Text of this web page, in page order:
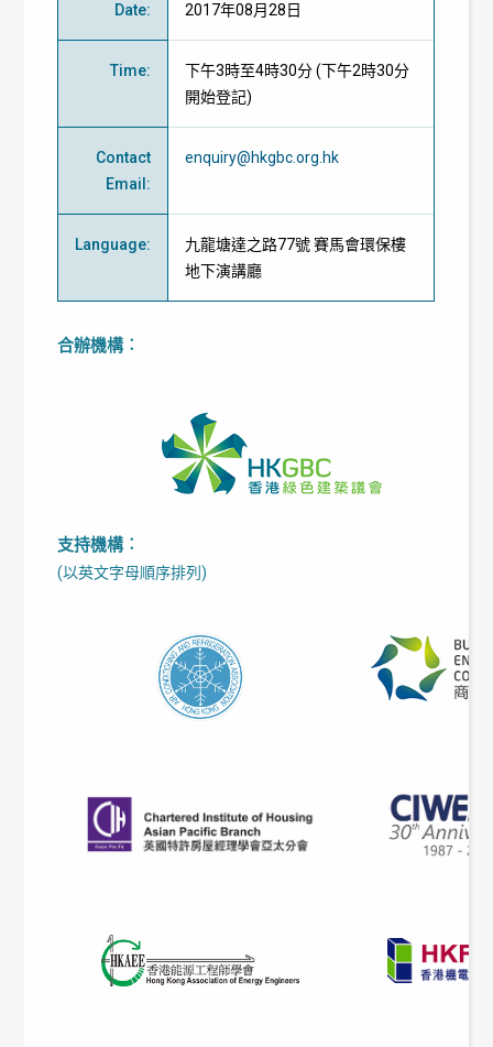
Date: 2017年08月28日
Time:
下午3時至4時30分 (下午2時30分
開始登記)
Contact
Email :
enquiry@hkgbc.org.hk
Language:
九龍塘達之路77號 賽馬會環保樓
地下演講廳
合辦機構︰
支持機構︰
(以英文字母順序排列)